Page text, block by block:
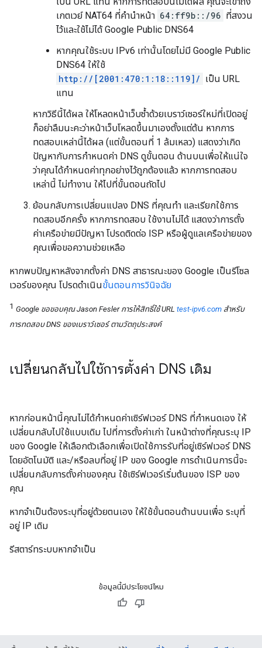
เกตเวย์ NAT64 ที่คำนำหน้า 64:ff9b::/96 ที่สงวน
ไว้และใช้ไม่ได้ Google Public DNS64
หากคุณใช้ระบบ IPv6 เท่านั้นโดยไม่มี Google Public
DNS64 ให้ใช้
http://[2001:470:1:18::119]/ เป็น URL
แทน
หากวิธีนี้ได้ผล ให้โหลดหน้าเว็บซ้ำด้วยเบราว์เซอร์ใหม่ที่เปิดอยู่
ก็อย่าลืมนะคะว่าหน้าเว็บโหลดขึ้นมาเองตั้งแต่ต้น หากการ
ทดสอบเหล่านี้ได้ผล (แต่ขั้นตอนที่ 1 ล้มเหลว) แสดงว่าเกิด
ปัญหากับการกำหนดค่า DNS ดูขั้นตอน ด้านบนเพื่อให้แน่ใจ
ว่าคุณได้กำหนดค่าทุกอย่างไว้ถูกต้องแล้ว หากการทดสอบ
เหล่านี้ ไม่ทำงาน ให้ไปที่ขั้นตอนถัดไป
ย้อนกลับการเปลี่ยนแปลง DNS ที่คุณทํา และเรียกใช้การ
ทดสอบอีกครั้ง หากการทดสอบ ใช้งานไม่ได้ แสดงว่าการตั้ง
ค่าเครือข่ายมีปัญหา โปรดติดต่อ ISP หรือผู้ดูแลเครือข่ายของ
คุณเพื่อขอความช่วยเหลือ
หากพบปัญหาหลังจากตั้งค่า DNS สาธารณะของ Google เป็นรีโซล
เวอร์ของคุณ โปรดดำเนินขั้นตอนการวินิจฉัย
1 Google ขอขอบคุณ Jason Fesler การให้สิทธิ์ใช้ URL test-ipv6.com สำหรับ
การทดสอบ DNS ของเบราว์เซอร์ ตามวัตถุประสงค์
เปลี่ยนกลับไปใช้การตั้งค่า DNS เดิม
หากก่อนหน้านี้คุณไม่ได้กำหนดค่าเซิร์ฟเวอร์ DNS ที่กำหนดเอง ให้
เปลี่ยนกลับไปใช้แบบเดิม ไปที่การตั้งค่าเก่า ในหน้าต่างที่คุณระบุ IP
ของ Google ให้เลือกตัวเลือกเพื่อเปิดใช้การรับที่อยู่เซิร์ฟเวอร์ DNS
โดยอัตโนมัติ และ/หรือลบที่อยู่ IP ของ Google การดำเนินการนี้จะ
เปลี่ยนกลับการตั้งค่าของคุณ ใช้เซิร์ฟเวอร์เริ่มต้นของ ISP ของ
คุณ
หากจำเป็นต้องระบุที่อยู่ด้วยตนเอง ให้ใช้ขั้นตอนด้านบนเพื่อ ระบุที่
อยู่ IP เดิม
รีสตาร์ทระบบหากจำเป็น
ข้อมูลนี้มีประโยชน์ไหม